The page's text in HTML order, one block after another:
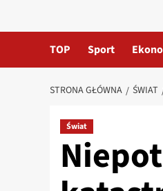
TOP Sport
STRONA GŁÓWNA ŚWIAT
Świat